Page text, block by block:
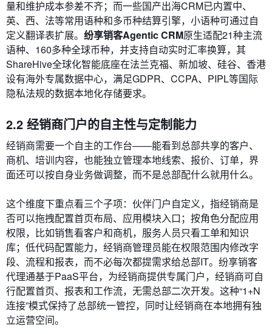
量和维护成本参差不齐；而一些国产出海CRM已内置中、
英、西、法等常用语种和多币种结算引擎，小语种可通过自
定义翻译表扩展。 纷享销客Agentic CRM原生适配21种主流
语种、160多种全球币种，并支持自动实时汇率换算，其
ShareHive全球化智能底座在法兰克福、新加坡、硅谷、香港
设有海外专属数据中心，满足GDPR、CCPA、PIPL等国际
隐私法规的数据本地化存储要求。
2.2 经销商门户的自主性与定制能力
经销商需要一个自主的工作台——能看到总部共享的客户、
商机、培训内容，也能独立管理本地线索、报价、订单，界
面还可以按自身业务做调整，而不是总部配什么就用什么。
这个维度下重点看三个子项：伙伴门户自定义，指经销商是
否可以拖拽配置首页布局、应用模块入口；按角色分配应用
权限，比如销售看客户和商机，服务人员只看工单和知识
库；低代码配置能力，经销商管理员能在权限范围内修改字
段、流程和报表，而不必每次都提需求给总部IT。纷享销客
代理通基于PaaS平台，为经销商提供专属门户，经销商可自
行配置首页、报表和工作流，无需总部二次开发。这种“1+N
连接”模式保持了总部统一管控，同时让经销商在本地拥有独
立运营空间。